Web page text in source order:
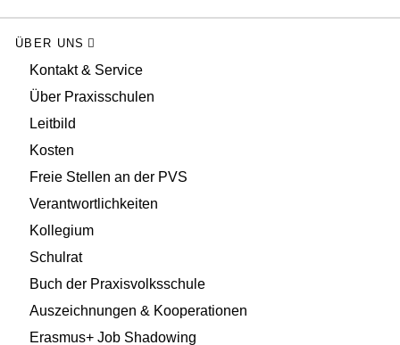
ÜBER UNS
Kontakt & Service
Über Praxisschulen
Leitbild
Kosten
Freie Stellen an der PVS
Verantwortlichkeiten
Kollegium
Schulrat
Buch der Praxisvolksschule
Auszeichnungen & Kooperationen
Erasmus+ Job Shadowing